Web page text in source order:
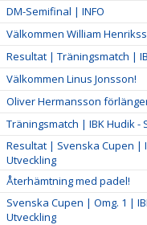
DM-Semifinal | INFO
Välkommen William
Resultat | Träningsmatch |
Välkommen Linus Jonsson!
Oliver Hermansson
Träningsmatch | IBK Hudik -
Resultat | Svenska Cupen |
Utveckling
Återhämtning med padel!
Svenska Cupen | Omg. 1 |
Utveckling